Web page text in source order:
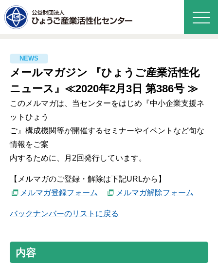
メールマガジン 『ひょうご産業活性化
ニュース』≪2020年2月3日 第386号 ≫
このメルマガは、当センターをはじめ『中小企業支援ネ
ットひょう
ご』構成機関等が開催するセミナーやイベントなど旬な
情報をご案
内するために、月2回発行しています。
【メルマガのご登録・解除は下記URLから】
メルマガ登録フォーム
メルマガ解除フォーム
バックナンバーのリストに戻る
内容